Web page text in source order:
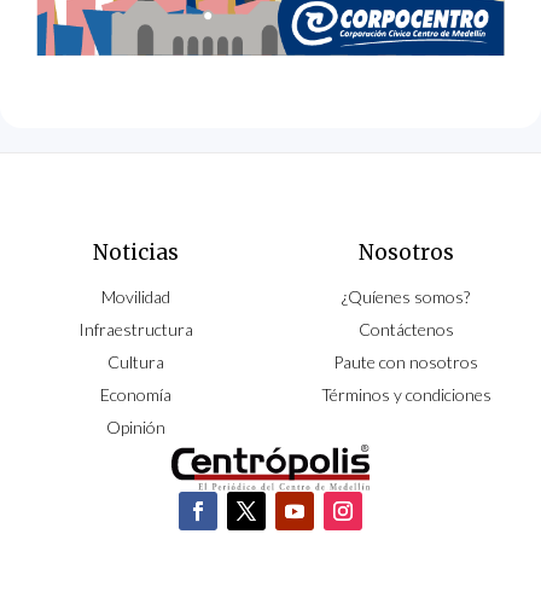
Noticias
Movilidad
Infraestructura
Cultura
Economía
Opinión
Nosotros
¿Quíenes somos?
Contáctenos
Paute con nosotros
Términos y condiciones